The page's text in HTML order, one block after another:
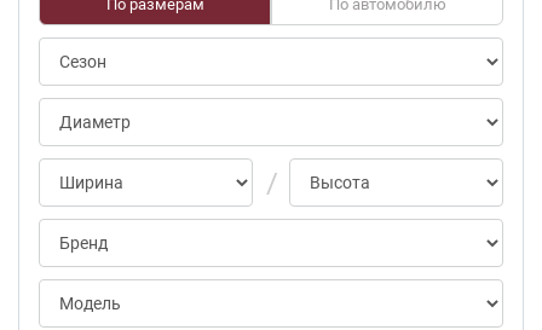
По размерам По автомобилю